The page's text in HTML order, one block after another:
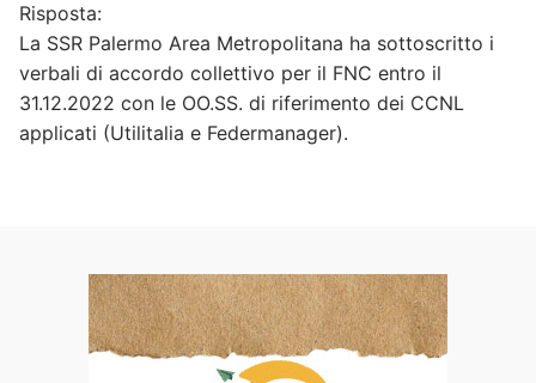
Risposta:
La SSR Palermo Area Metropolitana ha sottoscritto i
verbali di accordo collettivo per il FNC entro il
31.12.2022 con le OO.SS. di riferimento dei CCNL
applicati (Utilitalia e Federmanager).